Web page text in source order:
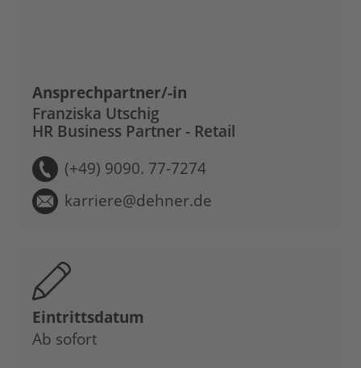
Ansprechpartner/-in
Franziska Utschig
HR Business Partner - Retail
(+49) 9090. 77-7274
karriere@dehner.de
Eintrittsdatum
Ab sofort